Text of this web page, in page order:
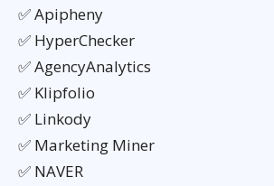
✅ Apipheny
✅ HyperChecker
✅ AgencyAnalytics
✅ Klipfolio
✅ Linkody
✅ Marketing Miner
✅ NAVER